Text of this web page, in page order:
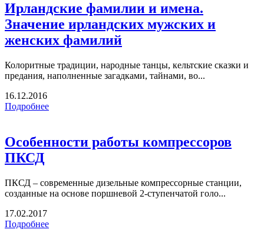
Ирландские фамилии и имена.
Значение ирландских мужских и
женских фамилий
Колоритные традиции, народные танцы, кельтские сказки и
предания, наполненные загадками, тайнами, во...
16.12.2016
Подробнее
Особенности работы компрессоров
ПКСД
ПКСД – современные дизельные компрессорные станции,
созданные на основе поршневой 2-ступенчатой голо...
17.02.2017
Подробнее